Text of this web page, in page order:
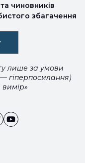
чиновників
збагачення
лише за умови
гіперпосилання)